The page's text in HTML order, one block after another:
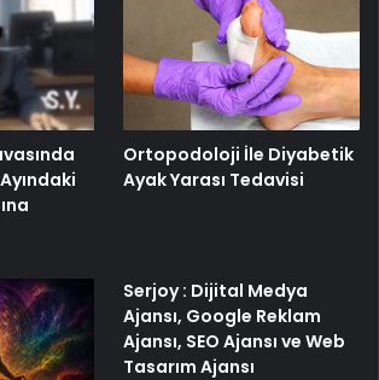
Ortopodoloji İle Diyabetik
Ayak Yarası Tedavisi
Serjoy : Dijital Medya
Ajansı, Google Reklam
Ajansı, SEO Ajansı ve Web
Tasarım Ajansı